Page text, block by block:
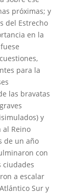
próximas; y
del Estrecho
en la
para la
las bravatas
y
Reino
de un año
con
ciudades
a escalar
Sur y